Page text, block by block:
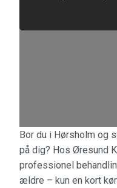
Bor du i Hørsholm og
på dig? Hos Øresund
professionel
ældre – kun en kort